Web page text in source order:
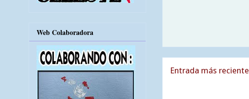
Entrada más reciente
Web Colaboradora